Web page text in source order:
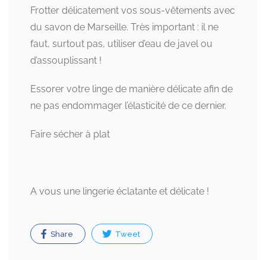
Frotter délicatement vos sous-vêtements avec
du savon de Marseille. Très important : il ne
faut, surtout pas, utiliser d’eau de javel ou
d’assouplissant !
Essorer votre linge de manière délicate afin de
ne pas endommager l’élasticité de ce dernier.
Faire sécher à plat
A vous une lingerie éclatante et délicate !
Share Tweet